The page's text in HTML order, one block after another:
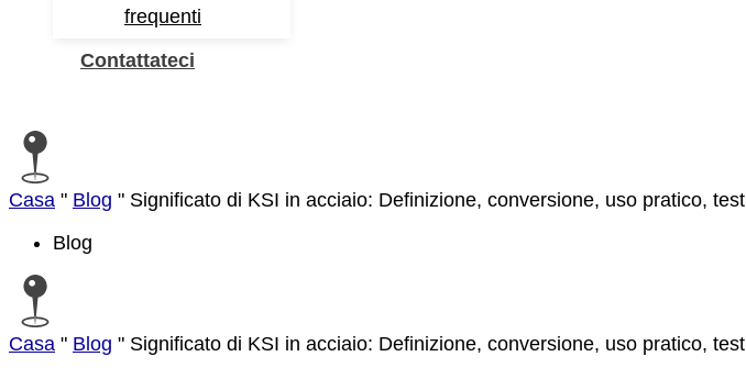
frequenti
Contattateci
Casa " Blog " Significato di KSI in acciaio: Definizione, conversione, uso pratico, test
Blog
Casa " Blog " Significato di KSI in acciaio: Definizione, conversione, uso pratico, test